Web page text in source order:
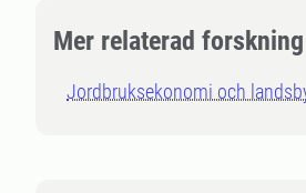
Mer relaterad forskning
Jordbruksekonomi och